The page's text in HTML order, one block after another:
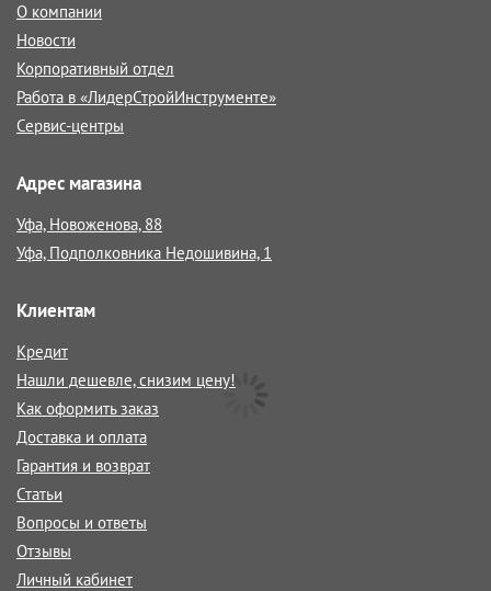
О компании
Новости
Корпоративный отдел
Работа в «ЛидерСтройИнструменте»
Сервис-центры
Адрес магазина
Уфа, Новоженова, 88
Уфа, Подполковника Недошивина, 1
Клиентам
Кредит
Нашли дешевле, снизим цену!
Как оформить заказ
Доставка и оплата
Гарантия и возврат
Статьи
Вопросы и ответы
Отзывы
Личный кабинет